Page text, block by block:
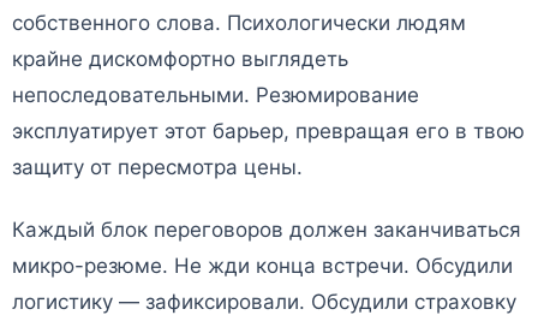
собственного слова. Психологически людям
крайне дискомфортно выглядеть
непоследовательными. Резюмирование
эксплуатирует этот барьер, превращая его в твою
защиту от пересмотра цены.
Каждый блок переговоров должен заканчиваться
микро-резюме. Не жди конца встречи. Обсудили
логистику — зафиксировали. Обсудили страховку